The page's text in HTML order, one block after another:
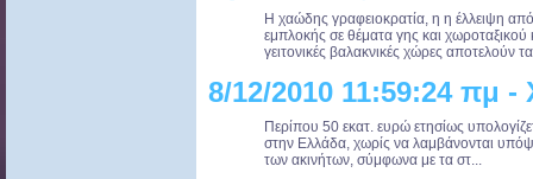
Η χαώδης γραφειοκρατία, η η έλλειψη
εμπλοκής σε θέματα γης και
γειτονικές βαλακνικές χώρες αποτελούν
8/12/2010 11:59:24 πμ -
Περίπου 50 εκατ. ευρώ ετησίως
στην Ελλάδα, χωρίς να λαμβάνονται
των ακινήτων, σύμφωνα με τα στ...